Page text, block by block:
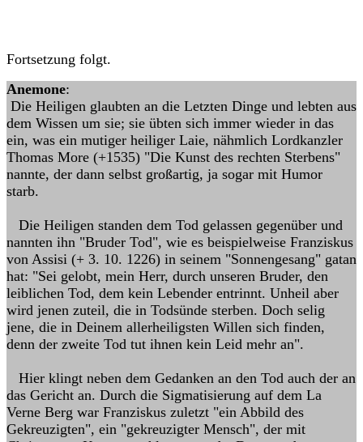
Fortsetzung folgt.
Anemone:
Die Heiligen glaubten an die Letzten Dinge und lebten aus
dem Wissen um sie; sie übten sich immer wieder in das
ein, was ein mutiger heiliger Laie, nähmlich Lordkanzler
Thomas More (+1535) "Die Kunst des rechten Sterbens"
nannte, der dann selbst großartig, ja sogar mit Humor
starb.
Die Heiligen standen dem Tod gelassen gegenüber und
nannten ihn "Bruder Tod", wie es beispielweise Franziskus
von Assisi (+ 3. 10. 1226) in seinem "Sonnengesang" gatan
hat: "Sei gelobt, mein Herr, durch unseren Bruder, den
leiblichen Tod, dem kein Lebender entrinnt. Unheil aber
wird jenen zuteil, die in Todsünde sterben. Doch selig
jene, die in Deinem allerheiligsten Willen sich finden,
denn der zweite Tod tut ihnen kein Leid mehr an".
Hier klingt neben dem Gedanken an den Tod auch der an
das Gericht an. Durch die Sigmatisierung auf dem La
Verne Berg war Franziskus zuletzt "ein Abbild des
Gekreuzigten", ein "gekreuzigter Mensch", der mit